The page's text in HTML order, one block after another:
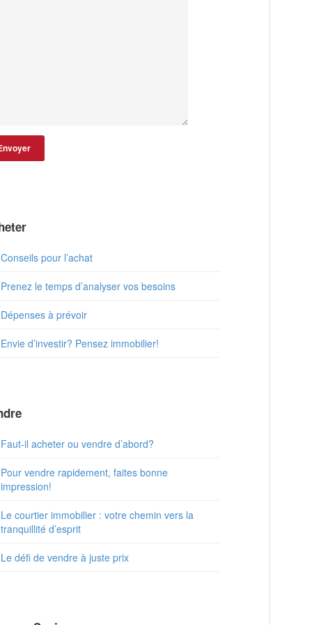
Conseils pour l’achat
Prenez le temps d’analyser vos besoins
Dépenses à prévoir
Envie d’investir? Pensez immobilier!
Faut-il acheter ou vendre d’abord?
Pour vendre rapidement, faites bonne
impression!
Le courtier immobilier : votre chemin vers la
tranquillité d’esprit
Le défi de vendre à juste prix